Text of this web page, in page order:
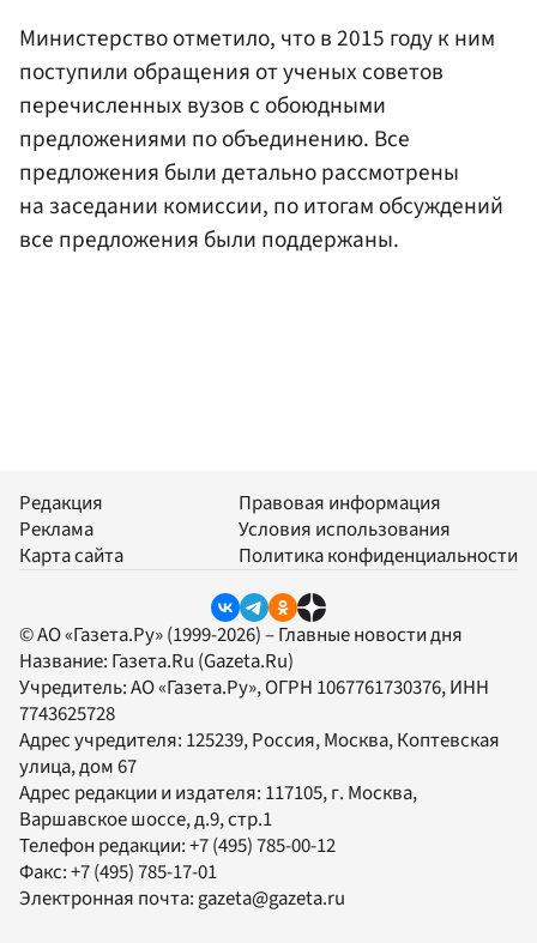
Министерство отметило, что в 2015 году к ним
поступили обращения от ученых советов
перечисленных вузов с обоюдными
предложениями по объединению. Все
предложения были детально рассмотрены
на заседании комиссии, по итогам обсуждений
все предложения были поддержаны.
Редакция
Реклама
Карта сайта
Правовая информация
Условия использования
Политика конфиденциальности
© АО «Газета.Ру» (1999-2026) – Главные новости дня
Название: Газета.Ru (Gazeta.Ru)
Учредитель:АО «Газета.Ру», ОГРН 1067761730376, ИНН
7743625728
Адрес учредителя: 125239, Россия, Москва, Коптевская
улица, дом 67
Адрес редакции и издателя: 117105, г. Москва,
Варшавское шоссе, д.9, стр.1
Телефон редакции:+7 (495) 785-00-12
Факс:+7 (495) 785-17-01
Электронная почта:gazeta@gazeta.ru